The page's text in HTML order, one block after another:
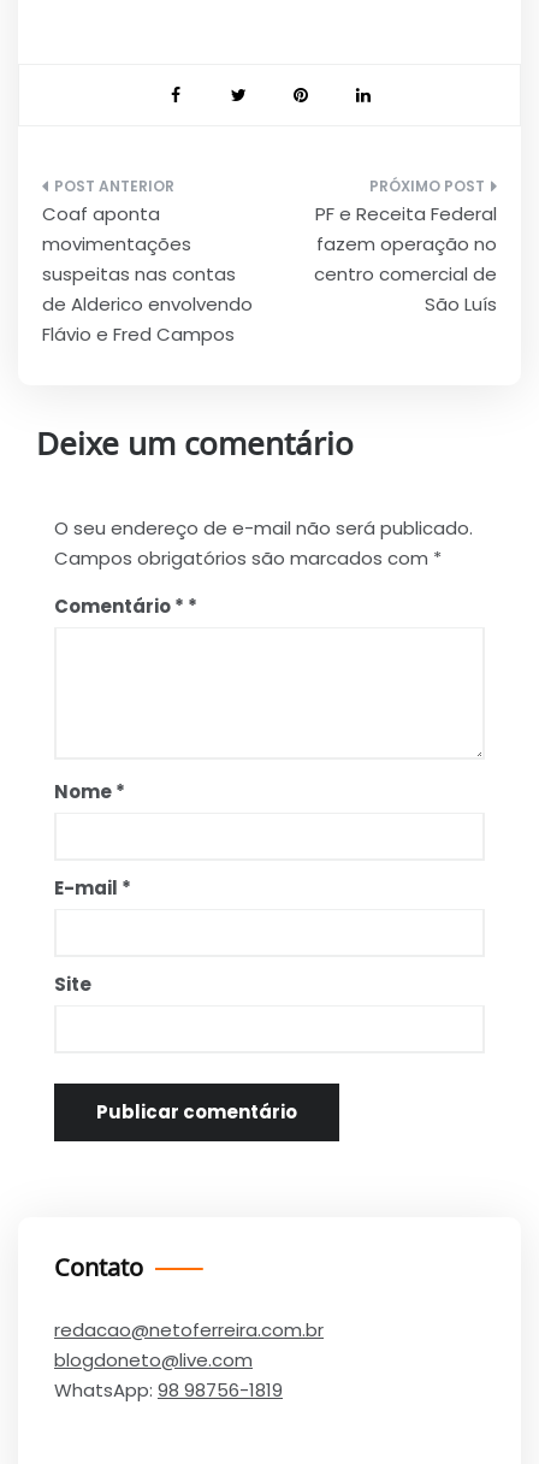
Navegação
de
Post
Coaf aponta
movimentações
suspeitas nas contas
de Alderico envolvendo
Flávio e Fred Campos
PF e Receita Federal
fazem operação no
centro comercial de
São Luís
Deixe um comentário
O seu endereço de e-mail não será publicado.
Campos obrigatórios são marcados com *
Comentário*
Nome*
E-mail *
Site
Contato
redacao@netoferreira.com.br
blogdoneto@live.com
WhatsApp: 98 98756-1819